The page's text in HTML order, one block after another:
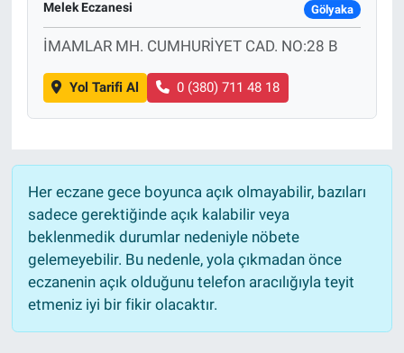
Melek Eczanesi Gölyaka
İMAMLAR MH. CUMHURİYET CAD. NO:28 B
Yol Tarifi Al 0 (380) 711 48 18
Her eczane gece boyunca açık olmayabilir, bazıları
sadece gerektiğinde açık kalabilir veya
beklenmedik durumlar nedeniyle nöbete
gelemeyebilir. Bu nedenle, yola çıkmadan önce
eczanenin açık olduğunu telefon aracılığıyla teyit
etmeniz iyi bir fikir olacaktır.
Sağlık
Eğitim
Ekonomi
Dünya
Teknoloji
Magazin
Siyaset